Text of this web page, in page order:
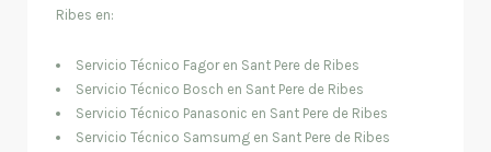
Ribes en:
Servicio Técnico Fagor en Sant Pere de Ribes
Servicio Técnico Bosch en Sant Pere de Ribes
Servicio Técnico Panasonic en Sant Pere de Ribes
Servicio Técnico Samsumg en Sant Pere de Ribes